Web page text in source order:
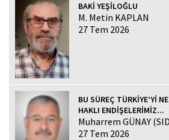
BAKİ YEŞİLOĞLU
M. Metin KAPLAN
27 Tem 2026
BU SÜREÇ TÜRKİYE’Yİ
HAKLI ENDİŞELERİMİZ...
Muharrem GÜNAY
27 Tem 2026